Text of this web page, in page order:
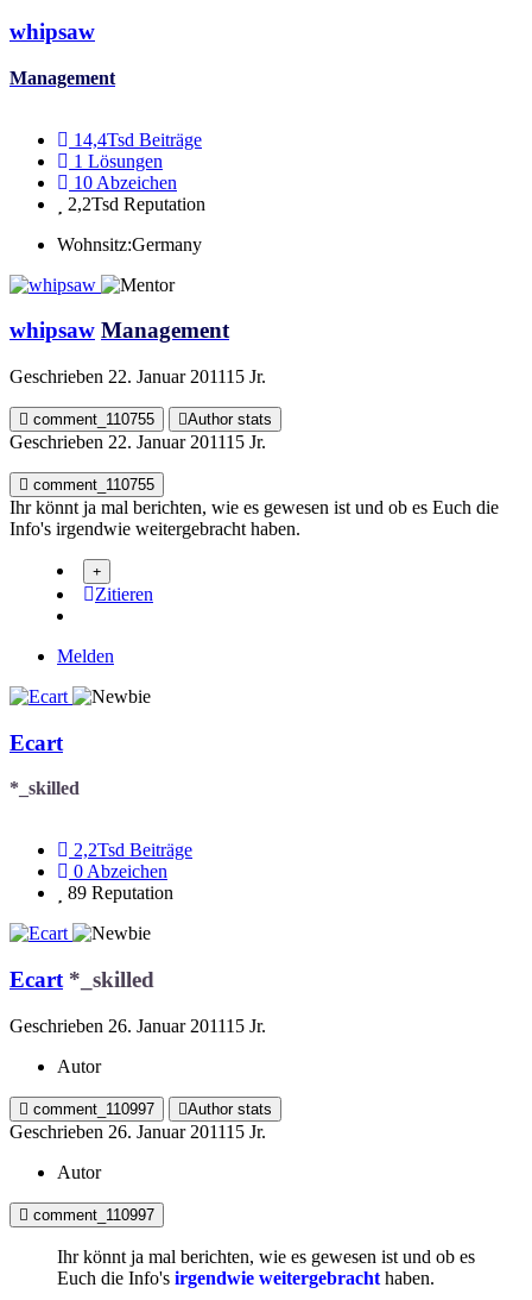
whipsaw
Management
14,4Tsd Beiträge
1 Lösungen
10 Abzeichen
2,2Tsd Reputation
Wohnsitz:Germany
whipsaw Management
Geschrieben 22. Januar 201115 Jr.
comment_110755 Author stats
Geschrieben 22. Januar 201115 Jr.
comment_110755
Ihr könnt ja mal berichten, wie es gewesen ist und ob es Euch die
Info's irgendwie weitergebracht haben.
Zitieren
Melden
Ecart
*_skilled
2,2Tsd Beiträge
0 Abzeichen
89 Reputation
Ecart *_skilled
Geschrieben 26. Januar 201115 Jr.
Autor
comment_110997 Author stats
Geschrieben 26. Januar 201115 Jr.
Autor
comment_110997
Ihr könnt ja mal berichten, wie es gewesen ist und ob es
Euch die Info's irgendwie weitergebracht haben.